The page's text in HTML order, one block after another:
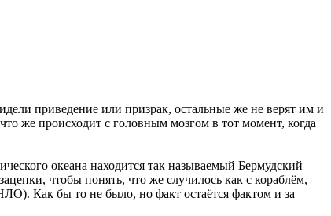
приведение или призрак, остальные же не верят им и
же происходит с головным мозгом в тот момент, когда
океана находится так называемый Бермудский
чтобы понять, что же случилось как с кораблём,
Как бы то не было, но факт остаётся фактом и за